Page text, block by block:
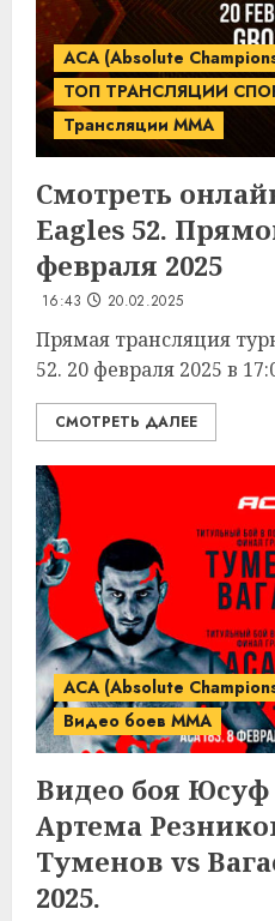
ACA (Absolute
ТОП ТРАНСЛЯЦИИ
Трансляции MMA
Смотреть
Eagles 52.
февраля 2025
16:43 20.02.2025
Прямая трансляция
52. 20 февраля 2025 в
СМОТРЕТЬ ДАЛЕЕ
ACA (Absolute
Видео боев MMA
Видео боя Юсуф
Артема
Туменов vs
2025.